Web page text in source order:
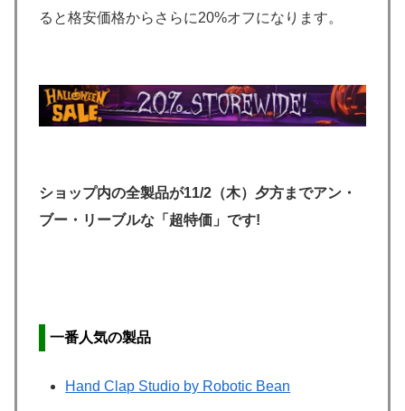
ると格安価格からさらに20%オフになります。
ショップ内の全製品が11/2（木）夕方までアン・
ブー・リーブルな「超特価」です!
一番人気の製品
Hand Clap Studio by Robotic Bean